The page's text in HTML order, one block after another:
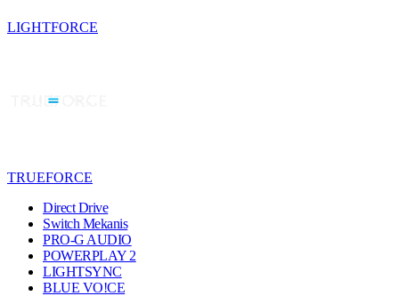
LIGHTFORCE
TRUEFORCE
Direct Drive
Switch Mekanis
PRO-G AUDIO
POWERPLAY 2
LIGHTSYNC
BLUE VO!CE